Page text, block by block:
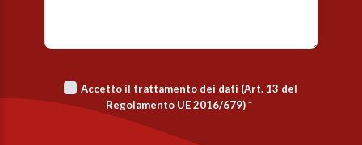
Accetto il trattamento dei dati (Art. 13 del
Regolamento UE 2016/679)*